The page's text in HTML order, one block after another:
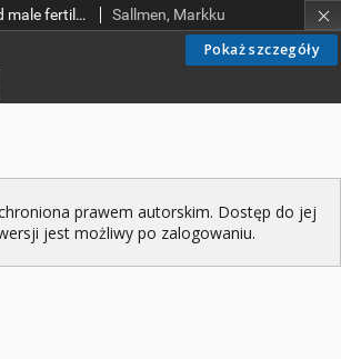
Pokaż szczegóły
Exposure to lead and male fertility Sallmen, Markku
prawem autorskim. Dostęp do jej
jest możliwy po zalogowaniu.